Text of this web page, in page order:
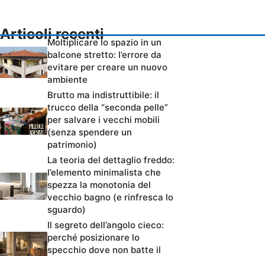
Articoli recenti
Moltiplicare lo spazio in un
balcone stretto: l’errore da
evitare per creare un nuovo
ambiente
Brutto ma indistruttibile: il
trucco della “seconda pelle”
per salvare i vecchi mobili
(senza spendere un
patrimonio)
La teoria del dettaglio freddo:
l’elemento minimalista che
spezza la monotonia del
vecchio bagno (e rinfresca lo
sguardo)
Il segreto dell’angolo cieco:
perché posizionare lo
specchio dove non batte il